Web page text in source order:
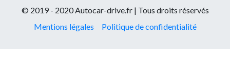
© 2019 - 2020 Autocar-drive.fr | Tous droits réservés
Mentions légales
Politique de confidentialité